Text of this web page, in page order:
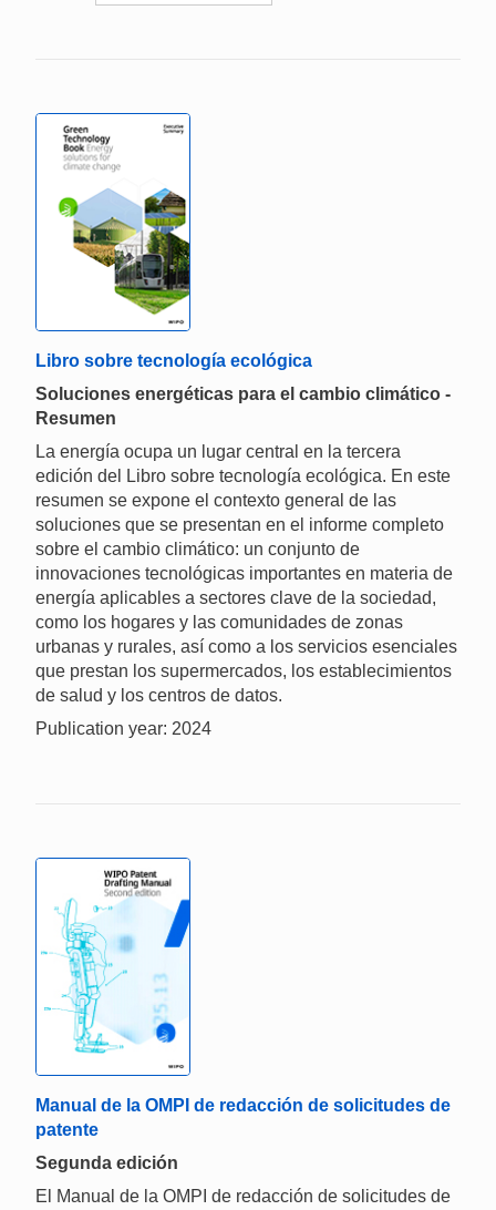
Libro sobre tecnología ecológica
Soluciones energéticas para el cambio climático -
Resumen
La energía ocupa un lugar central en la tercera
edición del Libro sobre tecnología ecológica. En este
resumen se expone el contexto general de las
soluciones que se presentan en el informe completo
sobre el cambio climático: un conjunto de
innovaciones tecnológicas importantes en materia de
energía aplicables a sectores clave de la sociedad,
como los hogares y las comunidades de zonas
urbanas y rurales, así como a los servicios esenciales
que prestan los supermercados, los establecimientos
de salud y los centros de datos.
Publication year: 2024
Manual de la OMPI de redacción de solicitudes de
patente
Segunda edición
El Manual de la OMPI de redacción de solicitudes de